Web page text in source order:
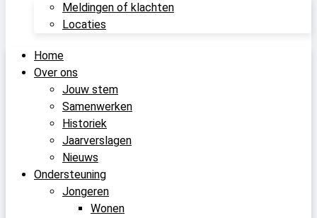
Meldingen of klachten
Locaties
Home
Over ons
Jouw stem
Samenwerken
Historiek
Jaarverslagen
Nieuws
Ondersteuning
Jongeren
Wonen